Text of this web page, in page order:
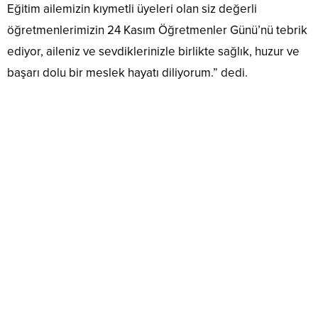
Eğitim ailemizin kıymetli üyeleri olan siz değerli
öğretmenlerimizin 24 Kasım Öğretmenler Günü’nü tebrik
ediyor, aileniz ve sevdiklerinizle birlikte sağlık, huzur ve
başarı dolu bir meslek hayatı diliyorum.” dedi.